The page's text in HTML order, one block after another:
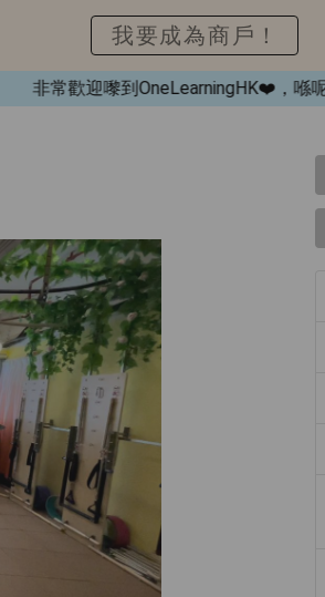
非常歡迎嚟到OneLearningHK❤️，喺呢
我要成為商戶！